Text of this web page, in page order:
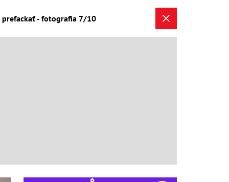
prefackať - fotografia 7/10